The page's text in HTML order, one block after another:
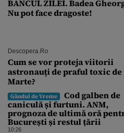
BANCUL ZILEI. Badea
Nu pot face dragoste!
Descopera.ro
Cum se vor proteja viitorii
astronauți de praful toxic de
Marte?
Gândul de Vreme
Cod galben de
caniculă și furtuni. ANM,
prognoza de ultimă oră
București și restul țării
10:26